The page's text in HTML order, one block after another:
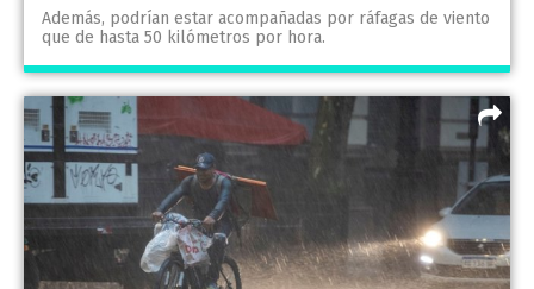
Además, podrían estar acompañadas por ráfagas de viento
que de hasta 50 kilómetros por hora.